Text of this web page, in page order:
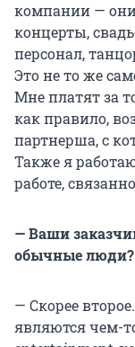
компании —
концерты,
персонал,
Это не то же
Мне платят за
как правило,
партнерша, с
Также я
работе,
— Ваши
обычные люди?
— Скорее
являются чем-